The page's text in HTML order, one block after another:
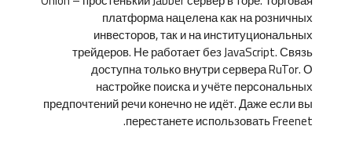
платформа нацелена как на розничных
инвесторов, так и на институциональных
трейдеров. Не работает без JavaScript. Связь
доступна только внутри сервера RuTor. О
настройке поиска и учёте персональных
предпочтений речи конечно не идёт. Даже если вы
перестанете использовать Freenet.